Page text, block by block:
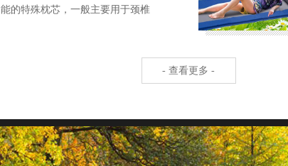
的特殊枕芯，一般主要用于颈椎
- 查看更多 -